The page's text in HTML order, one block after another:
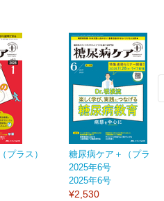
プラス）
糖尿病ケア＋（プラス）
2025年6号
2025年6号
¥2,530